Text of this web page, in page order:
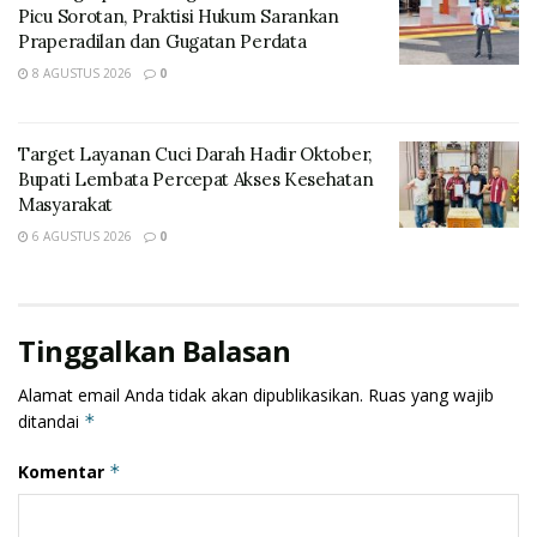
Beliau menyampaikan kesehatan merupakan suatu hal
manusia-manusia yang sedang menjalankan
Picu Sorotan, Praktisi Hukum Sarankan
Praperadilan dan Gugatan Perdata
8 AGUSTUS 2026 0
Target Layanan Cuci Darah Hadir Oktober,
Bupati Lembata Percepat Akses Kesehatan
Masyarakat
6 AGUSTUS 2026 0
Tinggalkan Balasan
Alamat email Anda tidak akan dipublikasikan. Ruas yang wajib
ditandai *
Komentar *